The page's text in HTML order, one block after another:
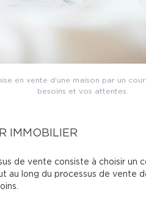
en vente d'une maison par un
besoins et vos attentes.
IMMOBILIER
de vente consiste à choisir un
au long du processus de vente